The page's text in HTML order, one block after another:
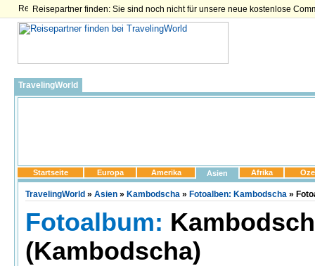
Reisepartner finden: Sie sind noch nicht für unsere neue kostenlose
TravelingWorld
Startseite Europa Amerika Asien Afrika
TravelingWorld » Asien » Kambodscha » Fotoalben: Kambodscha »
Fotoalbum:
(Kambodscha)